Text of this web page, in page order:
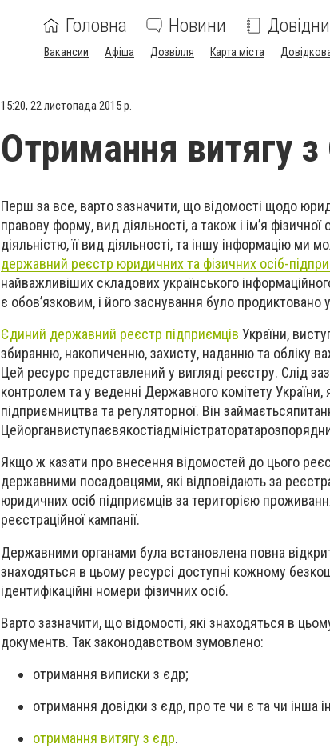
Головна Новини
Вакансии Афіша Дозвілля Карта міста
15:20, 22 листопада 2015 р.
Отримання витягу
Перш за все, варто зазначити, що відомості щодо
правову форму, вид діяльності, а також і ім’я
діяльністю, її вид діяльності, та іншу інформацію
державний реєстр юридичних та фізичних осіб-
найважливіших складових українського
є обов’язковим, і його заснування було продиктовано
Єдиний державний реєстр підприємців України,
збиранню, накопиченню, захисту, наданню та обліку
Цей ресурс представлений у вигляді реєстру. Слід
контролем та у веденні Державного комітету
підприємництва та регуляторної. Він
Якщо ж казати про внесення відомостей до цього
державними посадовцями, які відповідають за
юридичних осіб підприємців за територією
реєстраційної кампанії.
Державними органами була встановлена повна
знаходяться в цьому ресурсі доступні кожному
ідентифікаційні номери фізичних осіб.
Варто зазначити, що відомості, які знаходяться в
документв. Так законодавством зумовлено:
отримання виписки з єдр;
отримання довідки з єдр, про те чи є та чи інша
отримання витягу з єдр.